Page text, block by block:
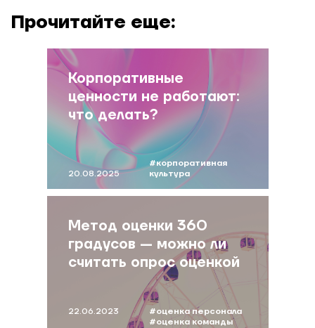
Прочитайте еще:
Корпоративные
ценности не работают:
что делать?
20.08.2025
#корпоративная
культура
#развитие
персонала
Метод оценки 360
градусов — можно ли
считать опрос оценкой
22.06.2023
#оценка персонала
#оценка команды